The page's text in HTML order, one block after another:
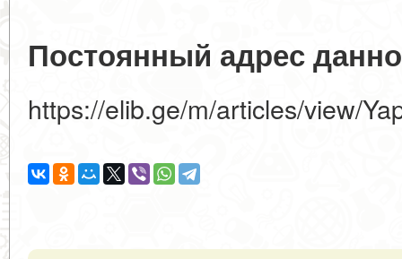
Постоянный адрес
https://elib.ge/m/articles/view/